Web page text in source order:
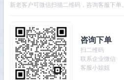
新老客户可微信扫描二维码，咨询客服下单。
咨询下单
扫二维码
联系企业微信
客服小姐姐